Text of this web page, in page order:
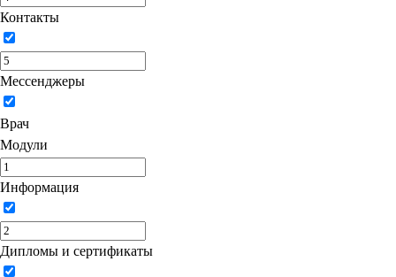
Контакты
Мессенджеры
Врач
Модули
Информация
Дипломы и сертификаты